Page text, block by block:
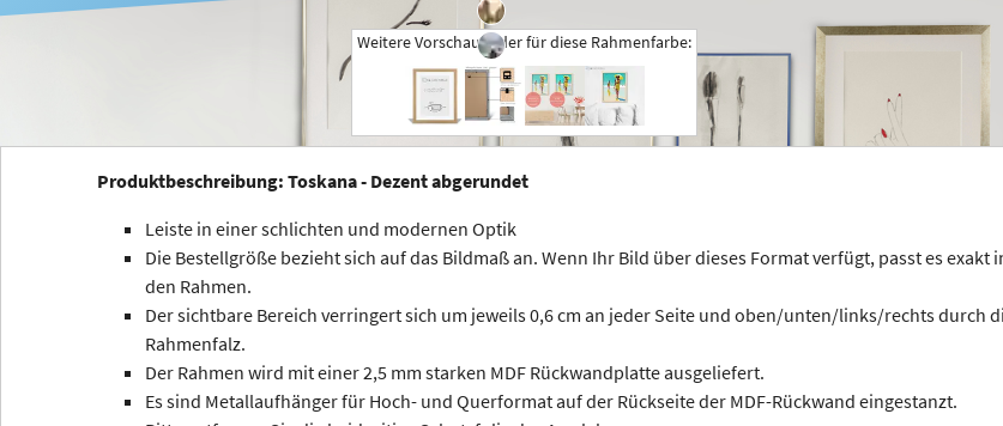
+
Weitere Vorschaubilder für diese Rahmenfarbe:
Produktbeschreibung: Toskana - Dezent abgerundet
Leiste in einer schlichten und modernen Optik
Die Bestellgröße bezieht sich auf das Bildmaß an. Wenn Ihr Bild über dieses Format verfügt, passt es exakt
den Rahmen.
Der sichtbare Bereich verringert sich um jeweils 0,6 cm an jeder Seite und oben/unten/links/rechts durch
Rahmenfalz.
Der Rahmen wird mit einer 2,5 mm starken MDF Rückwandplatte ausgeliefert.
Es sind Metallaufhänger für Hoch- und Querformat auf der Rückseite der MDF-Rückwand eingestanzt.